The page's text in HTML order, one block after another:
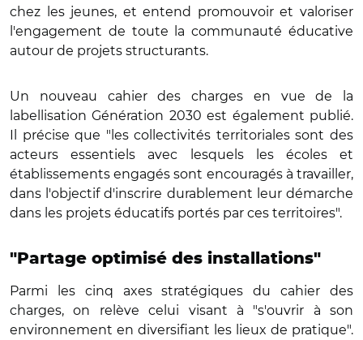
chez les jeunes, et entend promouvoir et valoriser
l'engagement de toute la communauté éducative
autour de projets structurants.
Un nouveau cahier des charges en vue de la
labellisation Génération 2030 est également publié.
Il précise que "les collectivités territoriales sont des
acteurs essentiels avec lesquels les écoles et
établissements engagés sont encouragés à travailler,
dans l'objectif d'inscrire durablement leur démarche
dans les projets éducatifs portés par ces territoires".
"Partage optimisé des installations"
Parmi les cinq axes stratégiques du cahier des
charges, on relève celui visant à "s'ouvrir à son
environnement en diversifiant les lieux de pratique".